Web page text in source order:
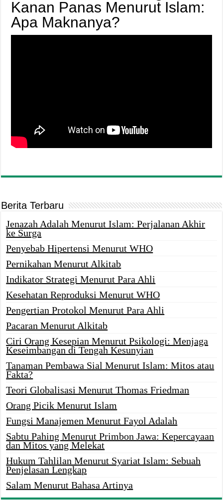
Kanan Panas Menurut Islam:
Apa Maknanya?
Berita Terbaru
Jenazah Adalah Menurut Islam: Perjalanan Akhir
ke Surga
Penyebab Hipertensi Menurut WHO
Pernikahan Menurut Alkitab
Indikator Strategi Menurut Para Ahli
Kesehatan Reproduksi Menurut WHO
Pengertian Protokol Menurut Para Ahli
Pacaran Menurut Alkitab
Ciri Orang Kesepian Menurut Psikologi: Menjaga
Keseimbangan di Tengah Kesunyian
Tanaman Pembawa Sial Menurut Islam: Mitos atau
Fakta?
Teori Globalisasi Menurut Thomas Friedman
Orang Picik Menurut Islam
Fungsi Manajemen Menurut Fayol Adalah
Sabtu Pahing Menurut Primbon Jawa: Kepercayaan
dan Mitos yang Melekat
Hukum Tahlilan Menurut Syariat Islam: Sebuah
Penjelasan Lengkap
Salam Menurut Bahasa Artinya